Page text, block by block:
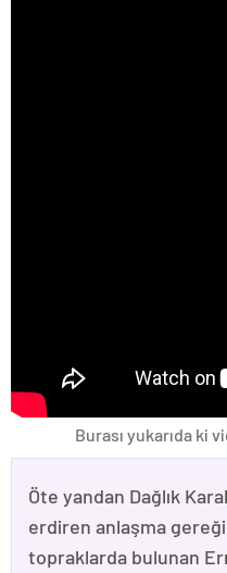
Burası yukarıda ki
Öte yandan Dağlık
erdiren anlaşma gereği
topraklarda bulunan